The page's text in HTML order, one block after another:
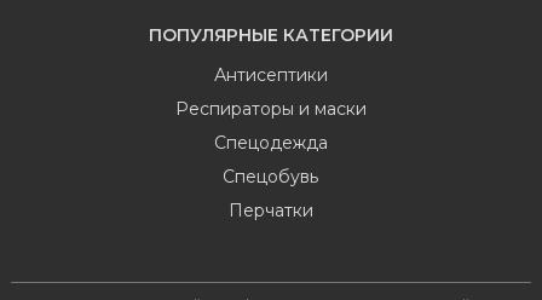
ПОПУЛЯРНЫЕ КАТЕГОРИИ
Антисептики
Респираторы и маски
Спецодежда
Спецобувь
Перчатки